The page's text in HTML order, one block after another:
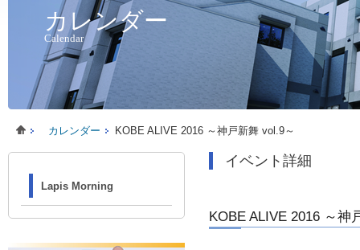
カレンダー
Calendar
カレンダー KOBE ALIVE 2016 ～神戸新舞 vol.9～
Lapis Morning
イベント詳細
KOBE ALIVE 2016 ～神